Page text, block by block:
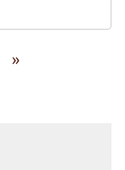
»